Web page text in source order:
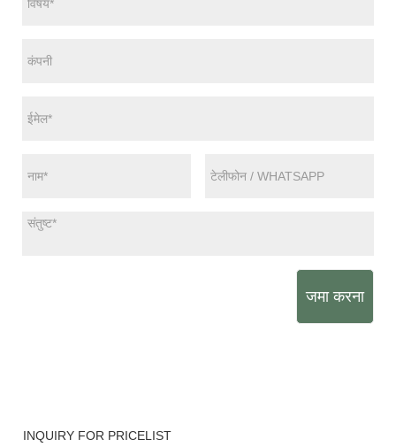
जमा करना
INQUIRY FOR PRICELIST